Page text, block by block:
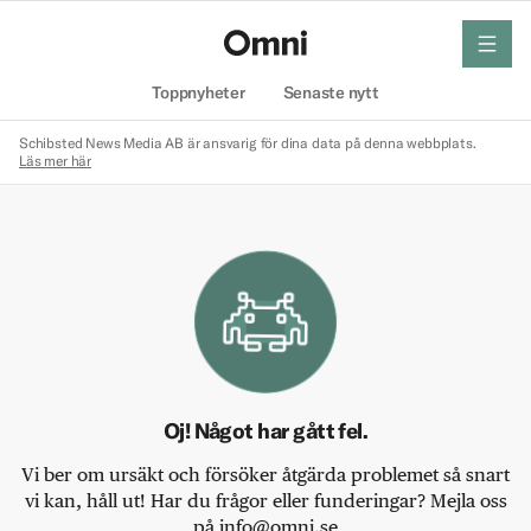
Toppnyheter Senaste nytt
meny
Schibsted News Media AB är ansvarig för dina data på denna webbplats.
Läs mer här
Oj! Något har gått fel.
Vi ber om ursäkt och försöker åtgärda problemet så snart
vi kan, håll ut! Har du frågor eller funderingar? Mejla oss